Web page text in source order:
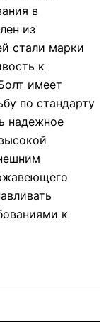
в
из
стали марки
к
имеет
по стандарту
надежное
к